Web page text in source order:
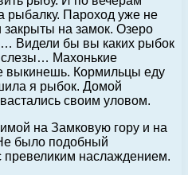
рыбалку. Пароход уже не
на замок. Озеро
Видели бы вы каких рыбок
Махонькие
Кормильцы еду
я рыбок. Домой
своим уловом.
на Замковую гору и на
было подобный
превеликим наслаждением.